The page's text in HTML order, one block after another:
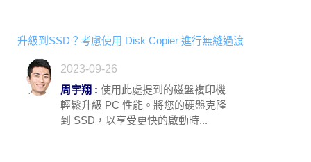
升級到SSD？考慮使用 Disk Copier 進行無縫過渡
2023-09-26
周宇翔 : 使用此處提到的磁盤複印機
輕鬆升級 PC 性能。將您的硬盤克隆
到 SSD，以享受更快的啟動時...